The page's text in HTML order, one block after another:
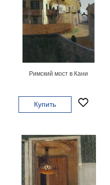
работы
Римский мост в Кани
Купить